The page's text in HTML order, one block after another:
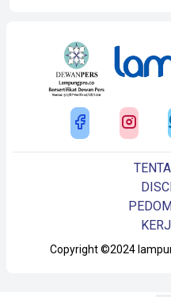
Copyright ©2024